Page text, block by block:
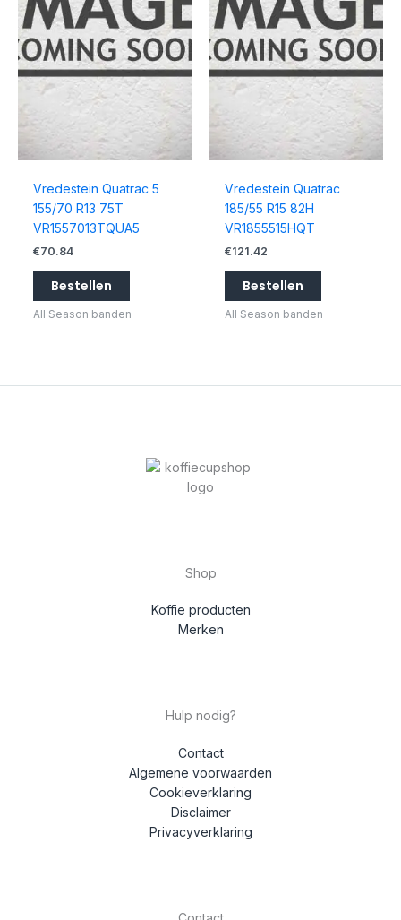
Vredestein Quatrac 5
155/70 R13 75T
VR1557013TQUA5
€70.84
Bestellen
All Season banden
Vredestein Quatrac
185/55 R15 82H
VR1855515HQT
€121.42
Bestellen
All Season banden
Shop
Koffie producten
Merken
Hulp nodig?
Contact
Algemene voorwaarden
Cookieverklaring
Disclaimer
Privacyverklaring